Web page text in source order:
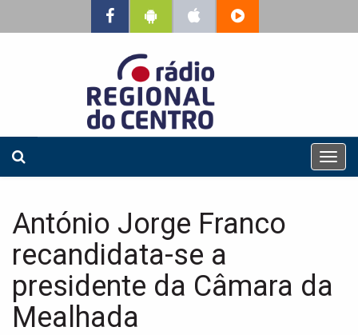
T
o
v
António Jorge Franco
recandidata-se a
presidente da Câmara da
Mealhada